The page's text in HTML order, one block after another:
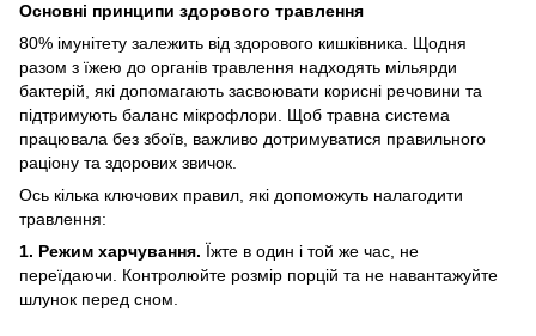
Основні принципи здорового травлення
80% імунітету залежить від здорового кишківника. Щодня
разом з їжею до органів травлення надходять мільярди
бактерій, які допомагають засвоювати корисні речовини та
підтримують баланс мікрофлори. Щоб травна система
працювала без збоїв, важливо дотримуватися правильного
раціону та здорових звичок.
Ось кілька ключових правил, які допоможуть налагодити
травлення:
1. Режим харчування. Їжте в один і той же час, не
переїдаючи. Контролюйте розмір порцій та не навантажуйте
шлунок перед сном.